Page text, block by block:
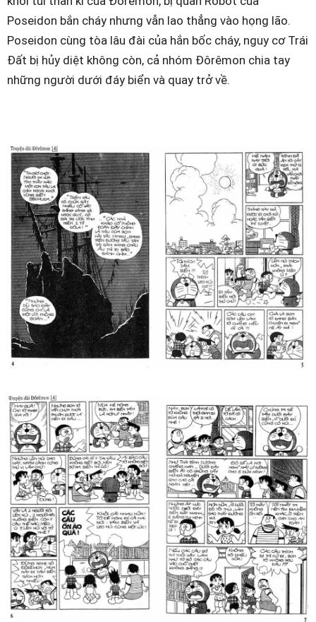
Poseidon bắn cháy nhưng vẫn lao thẳng vào họng lão.
Poseidon cùng tòa lâu đài của hắn bốc cháy, nguy cơ Trái
Đất bị hủy diệt không còn, cả nhóm Đôrêmon chia tay
những người dưới đáy biển và quay trở về.